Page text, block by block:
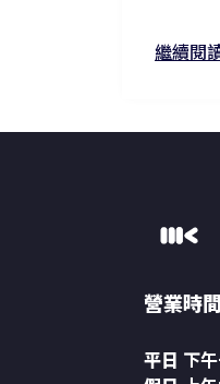
繼續閱
營業時間
平日 下